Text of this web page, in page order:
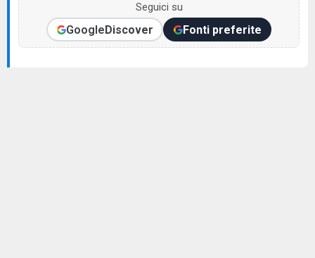
Seguici su
GoogleDiscover Fonti preferite